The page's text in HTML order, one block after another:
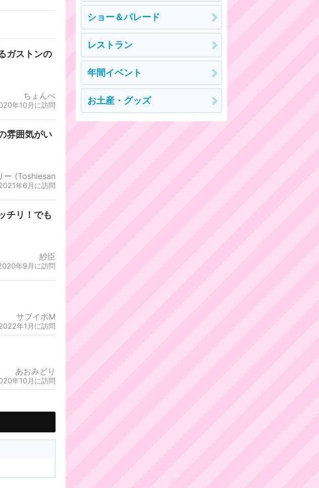
ガストンの
ちょんぺ
年10月に訪問
雰囲気がい
ー (Toshiesan
年6月に訪問
チリ！でも
紗臣
年9月に訪問
サブイボM
年1月に訪問
あおみどり
年10月に訪問
ショー＆パレード
レストラン
年間イベント
お土産・グッズ